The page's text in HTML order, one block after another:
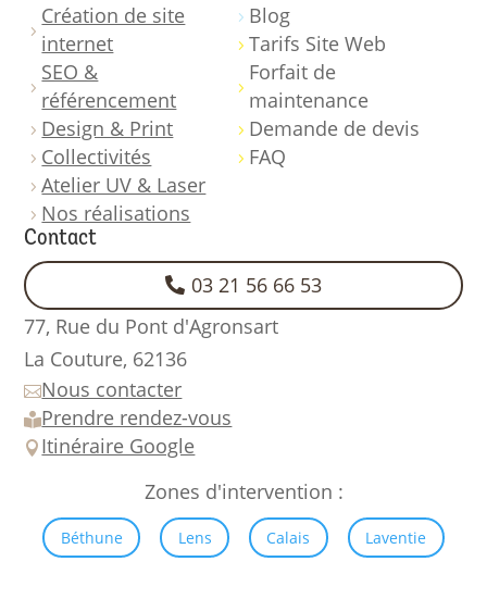
5
Création de site
internet
5
SEO &
référencement
5 Design & Print
5 Collectivités
5Atelier UV & Laser
5 Nos réalisations
5 Blog
5 Tarifs Site Web
5
Forfait de
maintenance
5 Demande de devis
5 FAQ
Contact
03 21 56 66 53
77, Rue du Pont d'Agronsart
La Couture, 62136
Nous contacter
Prendre rendez-vous
 Itinéraire Google
Zones d'intervention :
Béthune Lens Calais Laventie